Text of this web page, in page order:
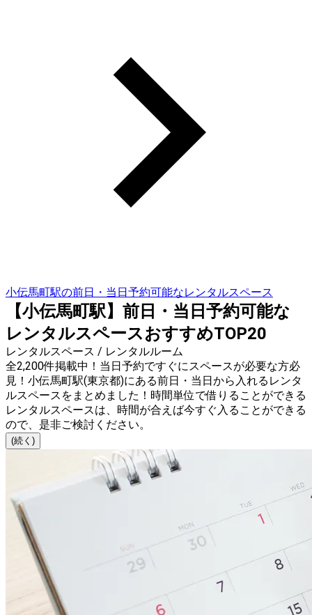
小伝馬町駅の前日・当日予約可能なレンタルスペース
【小伝馬町駅】前日・当日予約可能な
レンタルスペースおすすめTOP20
レンタルスペース / レンタルルーム
全2,200件掲載中！当日予約ですぐにスペースが必要な方必
見！小伝馬町駅(東京都)にある前日・当日から入れるレンタ
ルスペースをまとめました！時間単位で借りることができる
レンタルスペースは、時間が合えば今すぐ入ることができる
ので、是非ご検討ください。
(続く)